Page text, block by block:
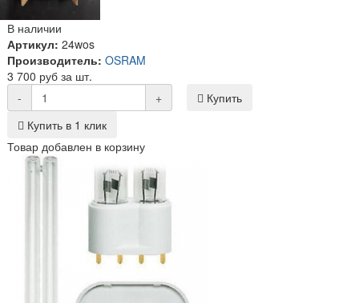
В наличии
Артикул: 24wos
Производитель: OSRAM
3 700 руб за шт.
-
+
Купить
Купить в 1 клик
Товар добавлен в корзину